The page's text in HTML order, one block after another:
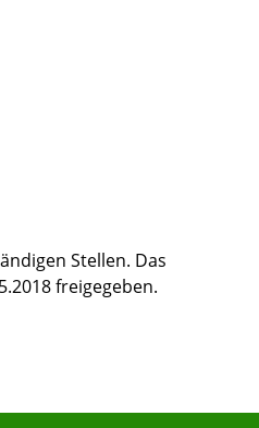
Stellen. Das
freigegeben.